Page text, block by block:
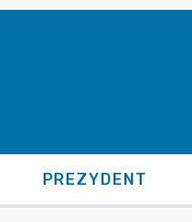
PREZYDENT